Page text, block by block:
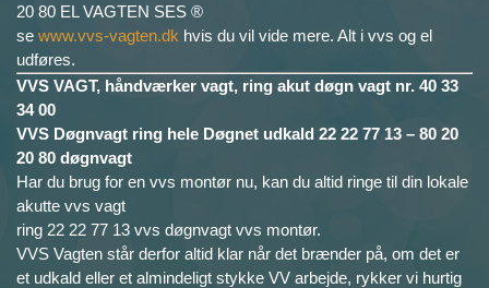
20 80 EL VAGTEN SES ®
se www.vvs-vagten.dk hvis du vil vide mere. Alt i vvs og el
udføres.
VVS VAGT, håndværker vagt, ring akut døgn vagt nr. 40 33
34 00
VVS Døgnvagt ring hele Døgnet udkald 22 22 77 13 – 80 20
20 80 døgnvagt
Har du brug for en vvs montør nu, kan du altid ringe til din lokale
akutte vvs vagt
ring 22 22 77 13 vvs døgnvagt vvs montør.
VVS Vagten står derfor altid klar når det brænder på, om det er
et udkald eller et almindeligt stykke VV arbejde, rykker vi hurtig